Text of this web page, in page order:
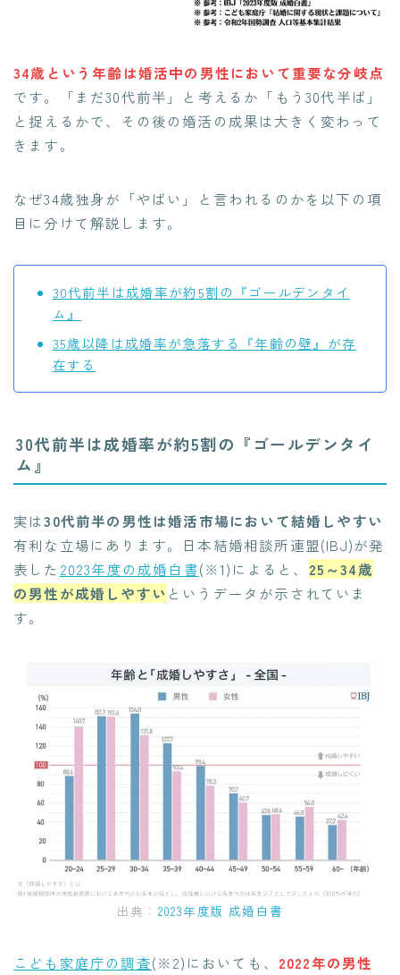
34歳という年齢は婚活中の男性において重要な分岐点
です。「まだ30代前半」と考えるか「もう30代半ば」
と捉えるかで、その後の婚活の成果は大きく変わって
きます。
なぜ34歳独身が「やばい」と言われるのかを以下の項
目に分けて解説します。
30代前半は成婚率が約5割の『ゴールデンタイ
ム』
35歳以降は成婚率が急落する『年齢の壁』が存
在する
30代前半は成婚率が約5割の『ゴールデンタイ
ム』
実は30代前半の男性は婚活市場において結婚しやすい
有利な立場にあります。日本結婚相談所連盟(IBJ)が発
表した 2023年度の成婚白書(※1)によると、 25～34歳
の男性が成婚しやすい というデータが示されていま
す。
出典： 2023年度版 成婚白書
こども家庭庁の調査(※2)においても、 2022年の男性